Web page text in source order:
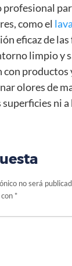
como el
eficaz de
limpio y
productos
olores de
ni a
no será
*